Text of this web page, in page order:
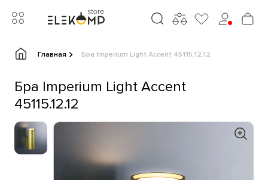
Главная Бра Imperium Light Accent 45115.12.12
Бра Imperium Light Accent
45115.12.12